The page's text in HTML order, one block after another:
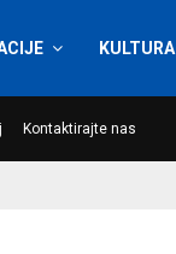
KULTURA
Kontaktirajte nas